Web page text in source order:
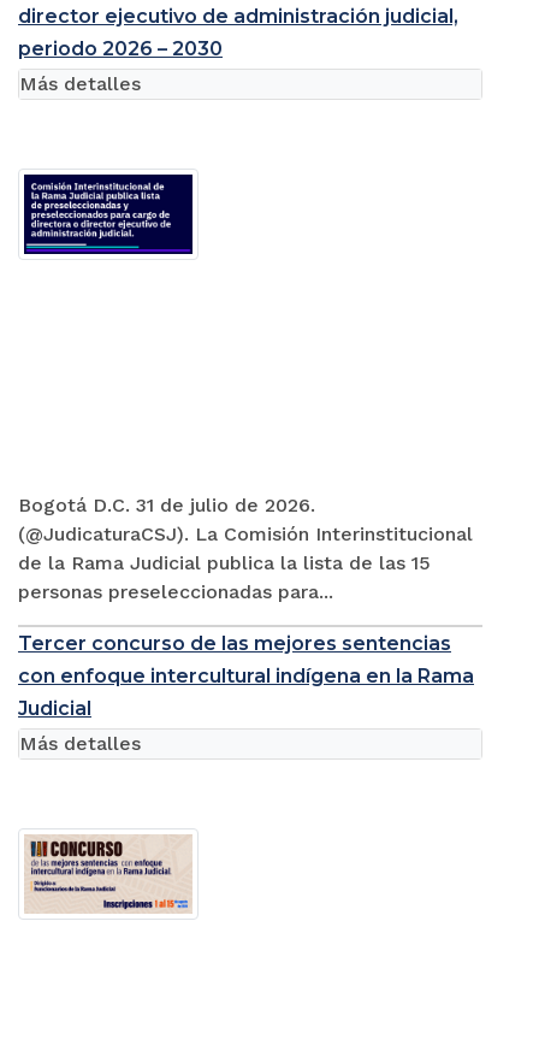
director ejecutivo de administración judicial,
periodo 2026 – 2030
Bogotá D.C. 31 de julio de 2026.
(@JudicaturaCSJ). La Comisión Interinstitucional
de la Rama Judicial publica la lista de las 15
personas preseleccionadas para...
Más detalles
Tercer concurso de las mejores sentencias
con enfoque intercultural indígena en la Rama
Judicial
Más detalles